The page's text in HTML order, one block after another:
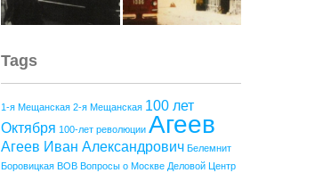
Tags
1-я Мещанская 2-я Мещанская 100 лет
Октября 100-лет революции Агеев
Агеев Иван Александрович Белемнит
Боровицкая ВОВ Вопросы о Москве Деловой Центр